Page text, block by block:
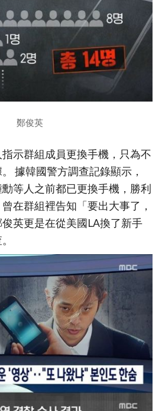
鄭俊英
示群組成員更換手機，只為不
據韓國警方調查記錄顯示，
等人之前都已更換手機，勝利
在群組裡告知「要出大事了，
英更是在從美國LA換了新手